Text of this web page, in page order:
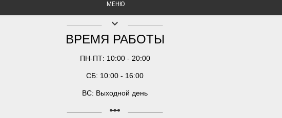
МЕНЮ
keyboard_arrow_down
ВРЕМЯ РАБОТЫ
ПН-ПТ: 10:00 - 20:00
СБ: 10:00 - 16:00
ВС: Выходной день
linear_scale